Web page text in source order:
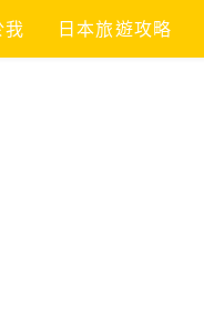
我 日本旅遊攻略